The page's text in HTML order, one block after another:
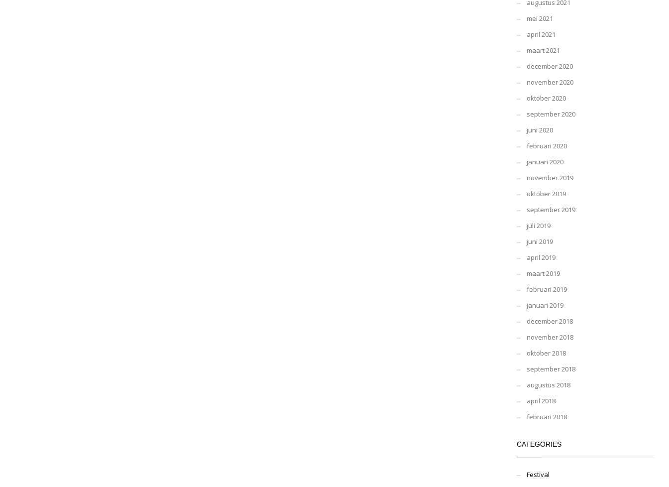
augustus 2021
mei 2021
april 2021
maart 2021
december 2020
november 2020
oktober 2020
september 2020
juni 2020
februari 2020
januari 2020
november 2019
oktober 2019
september 2019
juli 2019
juni 2019
april 2019
maart 2019
februari 2019
januari 2019
december 2018
november 2018
oktober 2018
september 2018
augustus 2018
april 2018
februari 2018
CATEGORIES
Festival